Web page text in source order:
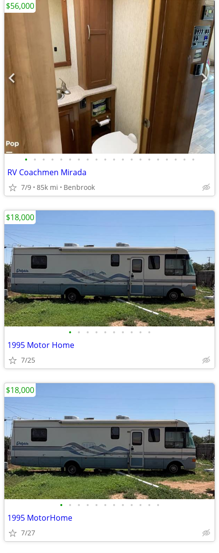
• • • • • • • • • • • • • • • • • • • •
RV Coachmen Mirada
7/9 85k mi Benbrook
$56,000
• • • • • • • • • •
1995 Motor Home
7/25
$18,000
• • • • • • • • • • • •
1995 MotorHome
7/27
$18,000